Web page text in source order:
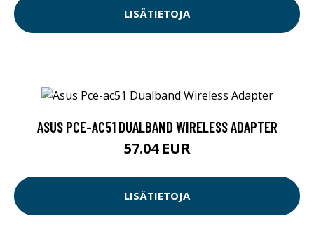
LISÄTIETOJA
ASUS PCE-AC51 DUALBAND WIRELESS ADAPTER
57.04 EUR
LISÄTIETOJA